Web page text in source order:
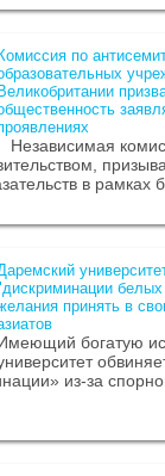
Комиссия по
Великобритании
Независимая
в рамках
белых
принять в
богатую
из-за